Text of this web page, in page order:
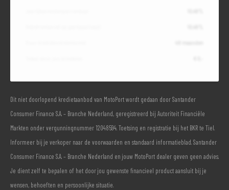
Dit niet doorlopend kredietaanbod van MotoPort wordt gedaan door Santander
Consumer Finance S.A. – Branche Nederland, geregistreerd bij Autoriteit Financiële
Markten onder vergunningnummer 12048594. Toetsing en registratie bij het BKR te Tiel.
Informeer bij je verkoper naar de voorwaarden en standaard informatieblad. Santander
Consumer Finance S.A. – Branche Nederland en jouw MotoPort dealer geven geen advies.
Je dient zelf te bepalen of het door jou gewenste financieel product aansluit bij je
wensen, behoeften en persoonlijke situatie.